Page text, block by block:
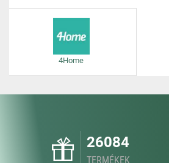
4Home
26084
TERMÉKEK